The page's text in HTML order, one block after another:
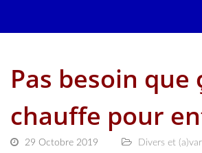
Pas besoin que
chauffe pour
29 Octobre 2019 Divers et